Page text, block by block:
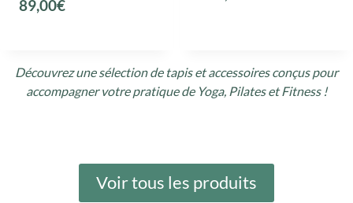
t
,
3
89,00€
Découvrez une sélection de tapis et accessoires conçus pour
accompagner votre pratique de Yoga, Pilates et Fitness !
Voir tous les produits